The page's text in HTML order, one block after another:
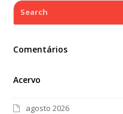
Search
Comentários
Acervo
agosto 2026